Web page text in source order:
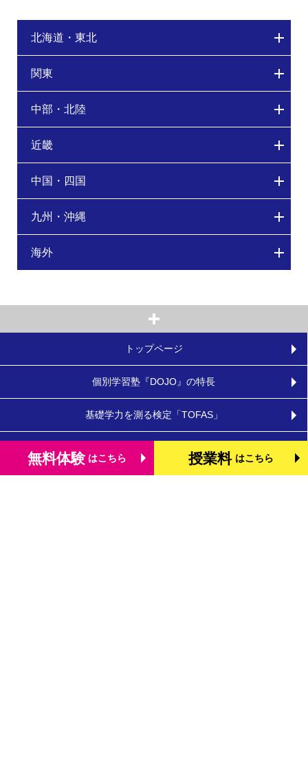
北海道・東北
関東
中部・北陸
近畿
中国・四国
九州・沖縄
海外
トップページ
個別学習塾『DOJO』の特長
基礎学力を測る検定「TOFAS」
無料体験 はこちら 授業料 はこちら